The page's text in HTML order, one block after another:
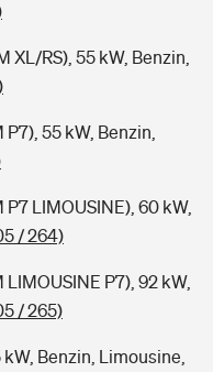
XL/RS), 55 kW, Benzin,
P7), 55 kW, Benzin,
P7 LIMOUSINE), 60 kW,
/ 264)
LIMOUSINE P7), 92 kW,
/ 265)
kW, Benzin, Limousine,